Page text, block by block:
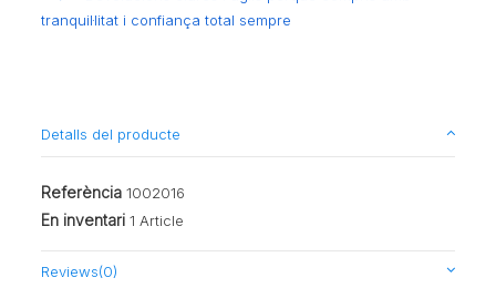
tranquil·litat i confiança total sempre
Detalls del producte
Referència 1002016
En inventari 1 Article
Reviews(0)